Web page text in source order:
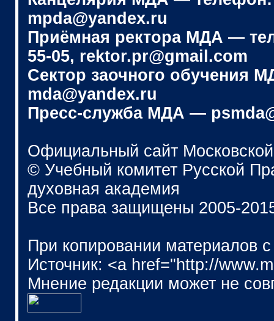
mpda@yandex.ru
Приёмная ректора МДА —
55-05, rektor.pr@gmail.com
Сектор заочного обучения
mda@yandex.ru
Пресс-служба МДА —
Официальный сайт
© Учебный комитет Русской
духовная академия
Все права защищены 2005-
При копировании материалов
Источник: <a href="http://
Мнение редакции может не